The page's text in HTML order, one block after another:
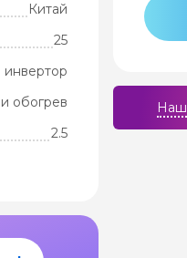
Китай
25
обогрев
2.5